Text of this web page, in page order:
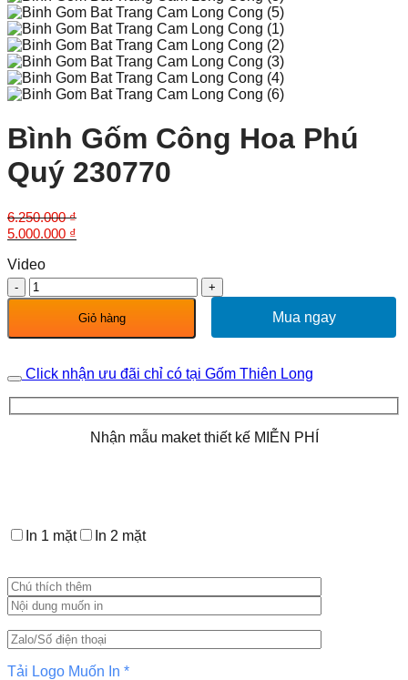
Bình Gốm Công Hoa Phú
Quý 230770
6.250.000₫
Giá
là:
6.250.000 ₫.
5.000.000 ₫
là:
5.000.000 ₫.
Video
Bình
Gốm
Hoa
Quý
230770
số
lượng
Giỏ hàng Mua ngay
Click nhận ưu đãi chỉ có tại Gốm Thiên Long
Nhận mẫu maket thiết kế MIỄN PHÍ
In 1 mặt In 2 mặt
Tải Logo Muốn In *